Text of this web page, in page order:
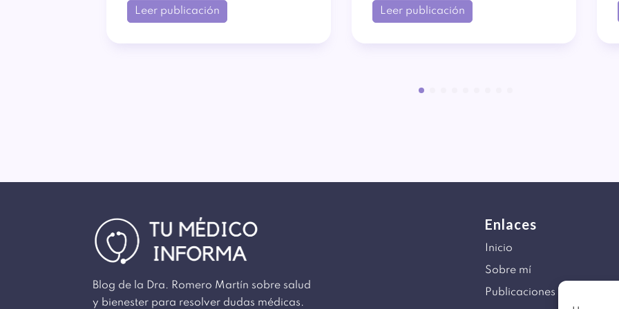
Leer publicación Leer publicación
Blog de la Dra. Romero Martín sobre salud
y bienester para resolver dudas médicas.
Enlaces
Inicio
Sobre mí
Publicaciones